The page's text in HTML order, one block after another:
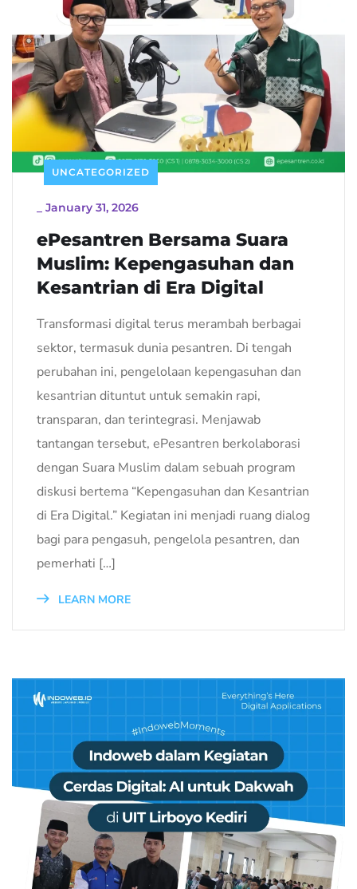
UNCATEGORIZED
January 31, 2026
ePesantren Bersama Suara
Muslim: Kepengasuhan dan
Kesantrian di Era Digital
Transformasi digital terus merambah berbagai
sektor, termasuk dunia pesantren. Di tengah
perubahan ini, pengelolaan kepengasuhan dan
kesantrian dituntut untuk semakin rapi,
transparan, dan terintegrasi. Menjawab
tantangan tersebut, ePesantren berkolaborasi
dengan Suara Muslim dalam sebuah program
diskusi bertema “Kepengasuhan dan Kesantrian
di Era Digital.” Kegiatan ini menjadi ruang dialog
bagi para pengasuh, pengelola pesantren, dan
pemerhati […]
LEARN MORE